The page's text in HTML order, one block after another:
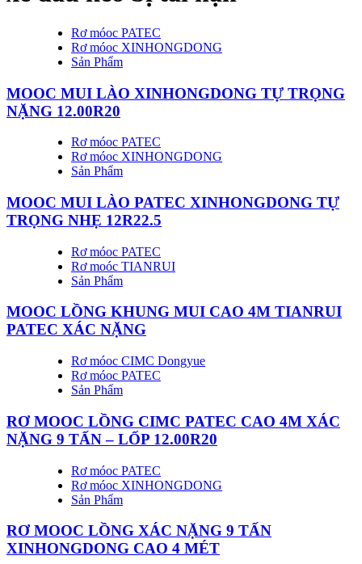
Rơ móoc PATEC
Rơ móoc XINHONGDONG
Sản Phẩm
MOOC MUI LÀO XINHONGDONG TỰ TRỌNG
NẶNG 12.00R20
Rơ móoc PATEC
Rơ móoc XINHONGDONG
Sản Phẩm
MOOC MUI LÀO PATEC XINHONGDONG TỰ
TRỌNG NHẸ 12R22.5
Rơ móoc PATEC
Rơ moóc TIANRUI
Sản Phẩm
MOOC LỒNG KHUNG MUI CAO 4M TIANRUI
PATEC XÁC NẶNG
Rơ móoc CIMC Dongyue
Rơ móoc PATEC
Sản Phẩm
RƠ MOOC LỒNG CIMC PATEC CAO 4M XÁC
NẶNG 9 TẤN – LỐP 12.00R20
Rơ móoc PATEC
Rơ móoc XINHONGDONG
Sản Phẩm
RƠ MOOC LỒNG XÁC NẶNG 9 TẤN
XINHONGDONG CAO 4 MÉT